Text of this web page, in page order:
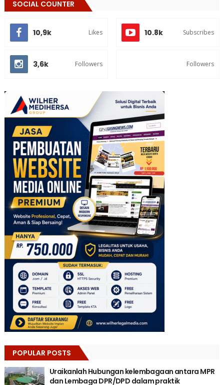
SOCIAL COUNTER
10,9k Likes 10.8k Subscribes
3,6k Followers Followers
POPULAR POSTS
Uraikanlah Hubungan kelembagaan antara MPR
dan Lembaga DPR/DPD dalam praktik